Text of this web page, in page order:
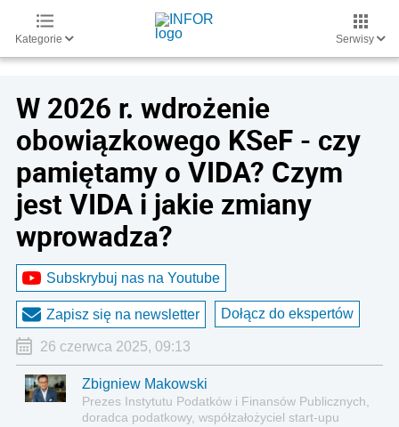
Kategorie Serwisy
W 2026 r. wdrożenie
obowiązkowego KSeF - czy
pamiętamy o VIDA? Czym
jest VIDA i jakie zmiany
wprowadza?
Subskrybuj nas na Youtube
Zapisz się na newsletter Dołącz do ekspertów
26 czerwca 2025, 09:13
Zbigniew Makowski
Prezes Instytutu Podatków i Finansów Publicznych,
doradca podatkowy, współzałożyciel start-upu